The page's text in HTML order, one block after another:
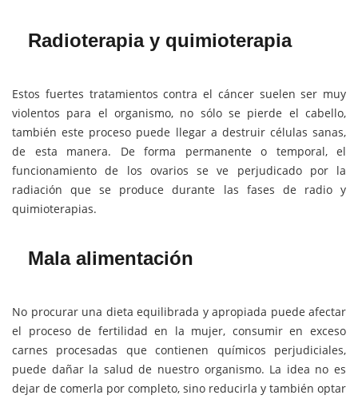
Radioterapia y quimioterapia
Estos fuertes tratamientos contra el cáncer suelen ser muy
violentos para el organismo, no sólo se pierde el cabello,
también este proceso puede llegar a destruir células sanas,
de esta manera. De forma permanente o temporal, el
funcionamiento de los ovarios se ve perjudicado por la
radiación que se produce durante las fases de radio y
quimioterapias.
Mala alimentación
No procurar una dieta equilibrada y apropiada puede afectar
el proceso de fertilidad en la mujer, consumir en exceso
carnes procesadas que contienen químicos perjudiciales,
puede dañar la salud de nuestro organismo. La idea no es
dejar de comerla por completo, sino reducirla y también optar